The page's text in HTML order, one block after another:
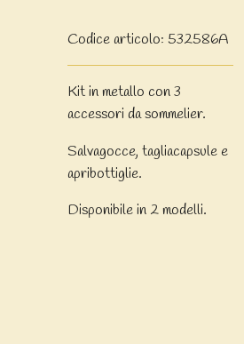
Codice articolo: 532586A
Kit in metallo con 3
accessori da sommelier.
Salvagocce, tagliacapsule e
apribottiglie.
Disponibile in 2 modelli.